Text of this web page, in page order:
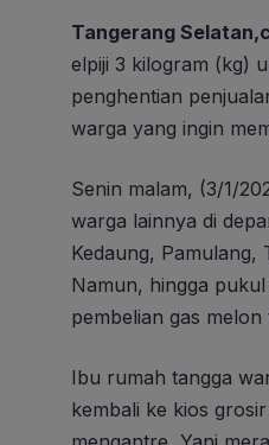
Tangerang
elpiji 3 kilogram (kg)
penghentian
warga yang ingin
Senin malam, (3/1/
warga lainnya di
Kedaung, Pamulang,
Namun, hingga
pembelian gas melon
Ibu rumah tangga
kembali ke kios